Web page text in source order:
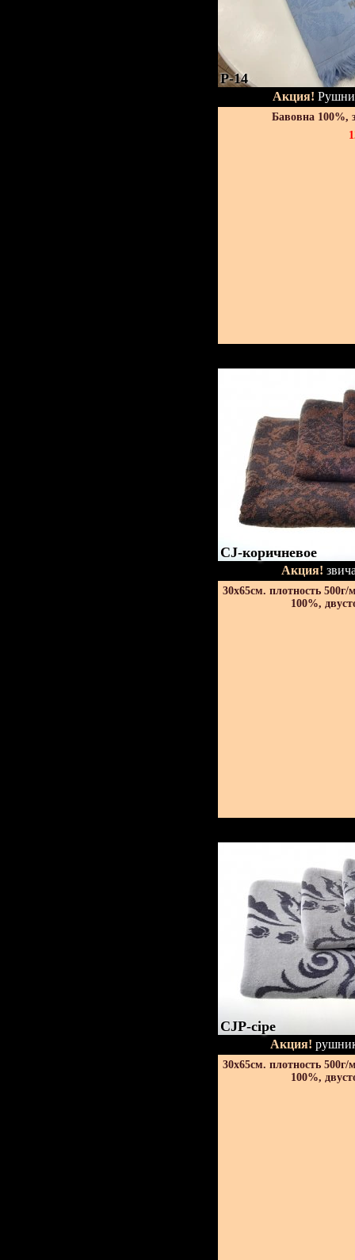
P-14
Акция!
Бавовна 100%,
CJ-коричневое
Акция!
30х65см. плотность 500г/
100%,
CJP-сіре
Акция!
30х65см. плотность 500г/
100%,